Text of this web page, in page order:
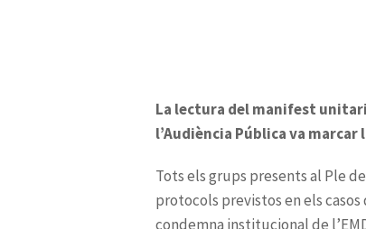
La lectura del manifest
l’Audiència Pública va